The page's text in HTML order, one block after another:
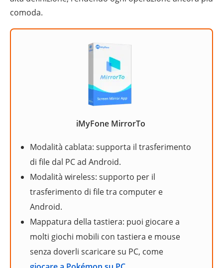
comoda.
iMyFone MirrorTo
Modalità cablata: supporta il trasferimento
di file dal PC ad Android.
Modalità wireless: supporto per il
trasferimento di file tra computer e
Android.
Mappatura della tastiera: puoi giocare a
molti giochi mobili con tastiera e mouse
senza doverli scaricare su PC, come